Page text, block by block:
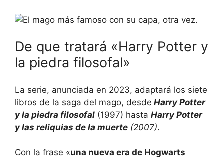
De que tratará «Harry Potter y
la piedra filosofal»
La serie, anunciada en 2023, adaptará los siete
libros de la saga del mago, desde Harry Potter
y la piedra filosofal (1997) hasta Harry Potter
y las reliquias de la muerte (2007).
Con la frase «una nueva era de Hogwarts